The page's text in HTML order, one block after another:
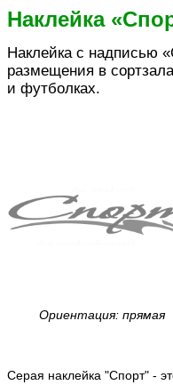
Наклейка
Наклейка с надписью
размещения в
и футболках.
Ориентация: прямая
Серая наклейка "Спорт" -